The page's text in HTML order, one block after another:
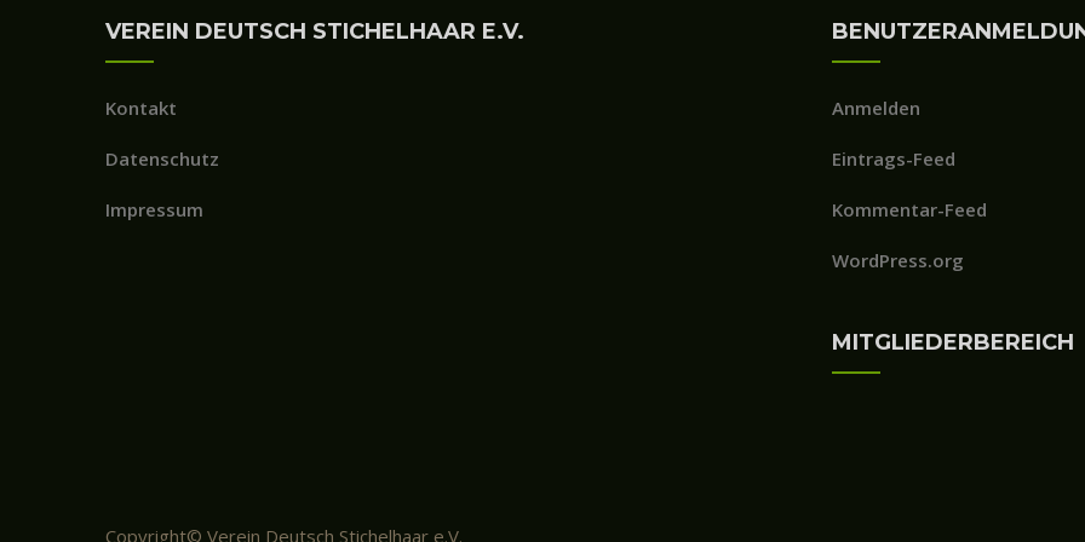
VEREIN DEUTSCH STICHELHAAR E.V.
Kontakt
Datenschutz
Impressum
Anmelden
Eintrags-Feed
Kommentar-Feed
WordPress.org
MITGLIEDERBEREICH
Copyright© Verein Deutsch Stichelhaar e.V.